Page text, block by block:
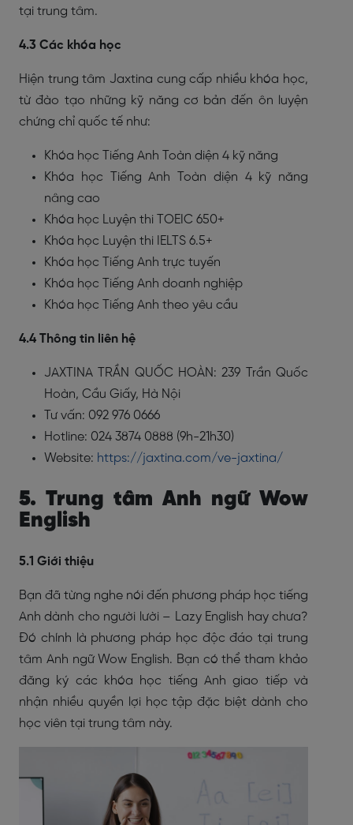
tại trung tâm.
4.3 Các khóa học
Hiện trung tâm Jaxtina cung cấp nhiều khóa học,
từ đào tạo những kỹ năng cơ bản đến ôn luyện
chứng chỉ quốc tế như:
Khóa học Tiếng Anh Toàn diện 4 kỹ năng
Khóa học Tiếng Anh Toàn diện 4 kỹ năng
nâng cao
Khóa học Luyện thi TOEIC 650+
Khóa học Luyện thi IELTS 6.5+
Khóa học Tiếng Anh trực tuyến
Khóa học Tiếng Anh doanh nghiệp
Khóa học Tiếng Anh theo yêu cầu
4.4 Thông tin liên hệ
JAXTINA TRẦN QUỐC HOÀN: 239 Trần Quốc
Hoàn, Cầu Giấy, Hà Nội
Tư vấn: 092 976 0666
Hotline: 024 3874 0888 (9h-21h30)
Website: https://jaxtina.com/ve-jaxtina/
5. Trung tâm Anh ngữ Wow
English
5.1 Giới thiệu
Bạn đã từng nghe nói đến phương pháp học tiếng
Anh dành cho người lười – Lazy English hay chưa?
Đó chính là phương pháp học độc đáo tại trung
tâm Anh ngữ Wow English. Bạn có thể tham khảo
đăng ký các khóa học tiếng Anh giao tiếp và
nhận nhiều quyền lợi học tập đặc biệt dành cho
học viên tại trung tâm này.